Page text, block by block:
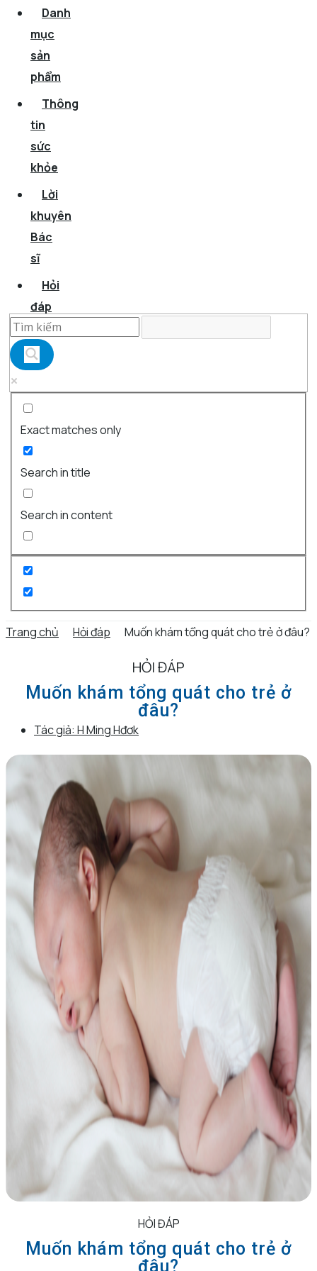
Danh
mục
sản
phẩm
Thông
tin
sức
khỏe
Lời
khuyên
Bác
sĩ
Hỏi
đáp
Exact matches only
Search in title
Search in content
Trang chủ Hỏi đáp Muốn khám tổng quát cho trẻ ở đâu?
HỎI ĐÁP
Muốn khám tổng quát cho trẻ ở
đâu?
Tác giả: H Ming Hđơk
HỎI ĐÁP
Muốn khám tổng quát cho trẻ ở
đâu?